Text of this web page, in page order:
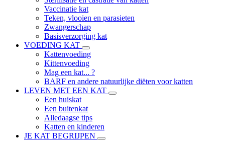
Vaccinatie kat
Teken, vlooien en parasieten
Zwangerschap
Basisverzorging kat
VOEDING KAT
Kattenvoeding
Kittenvoeding
Mag een kat... ?
BARF en andere natuurlijke diëten voor katten
LEVEN MET EEN KAT
Een huiskat
Een buitenkat
Alledaagse tips
Katten en kinderen
JE KAT BEGRIJPEN